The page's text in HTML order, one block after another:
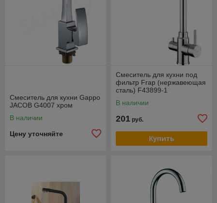
Смеситель для кухни Gappo
JACOB G4007 хром
В наличии
Цену уточняйте
Смеситель для кухни под
фильтр Frap (нержавеющая
сталь) F43899-1
В наличии
201 руб.
Купить